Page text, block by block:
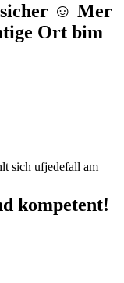
☺️ Mer
Ort bim
sich ufjedefall am
kompetent!